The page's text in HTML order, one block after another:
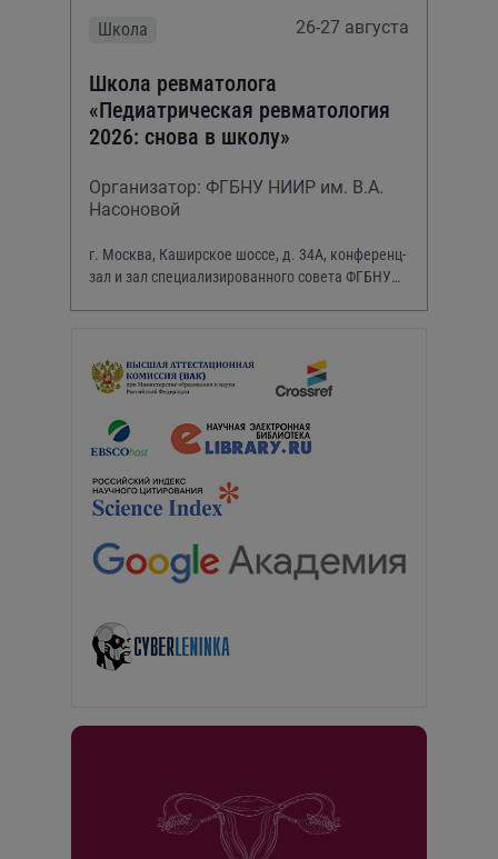
Школа 26-27 августа
Школа ревматолога
«Педиатрическая ревматология
2026: снова в школу»
Организатор: ФГБНУ НИИР им. В.А.
Насоновой
г. Москва, Каширское шоссе, д. 34А, конференц-
зал и зал специализированного совета ФГБНУ